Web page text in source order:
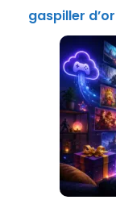
gaspiller d’or